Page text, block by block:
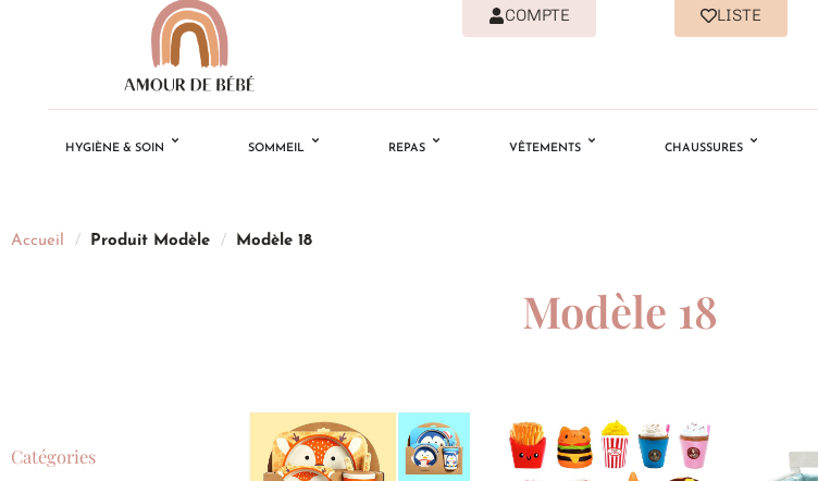
COMPTE LISTE
HYGIÈNE & SOIN SOMMEIL REPAS VÊTEMENTS CHAUSSURES
Accueil / Produit Modèle / Modèle 18
Modèle 18
Catégories
Ajouter
Ajouter